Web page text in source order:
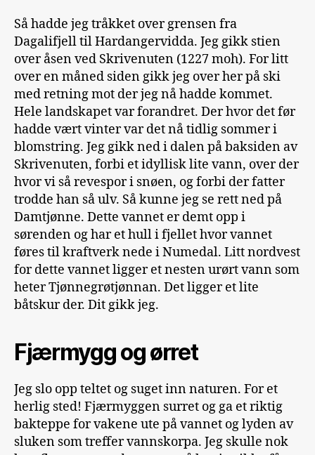
Så hadde jeg tråkket over grensen fra
Dagalifjell til Hardangervidda. Jeg gikk stien
over åsen ved Skrivenuten (1227 moh). For litt
over en måned siden gikk jeg over her på ski
med retning mot der jeg nå hadde kommet.
Hele landskapet var forandret. Der hvor det før
hadde vært vinter var det nå tidlig sommer i
blomstring. Jeg gikk ned i dalen på baksiden av
Skrivenuten, forbi et idyllisk lite vann, over der
hvor vi så revespor i snøen, og forbi der fatter
trodde han så ulv. Så kunne jeg se rett ned på
Damtjønne. Dette vannet er demt opp i
sørenden og har et hull i fjellet hvor vannet
føres til kraftverk nede i Numedal. Litt nordvest
for dette vannet ligger et nesten urørt vann som
heter Tjønnegrøtjønnan. Det ligger et lite
båtskur der. Dit gikk jeg.
Fjærmygg og ørret
Jeg slo opp teltet og suget inn naturen. For et
herlig sted! Fjærmyggen surret og ga et riktig
bakteppe for vakene ute på vannet og lyden av
sluken som treffer vannskorpa. Jeg skulle nok